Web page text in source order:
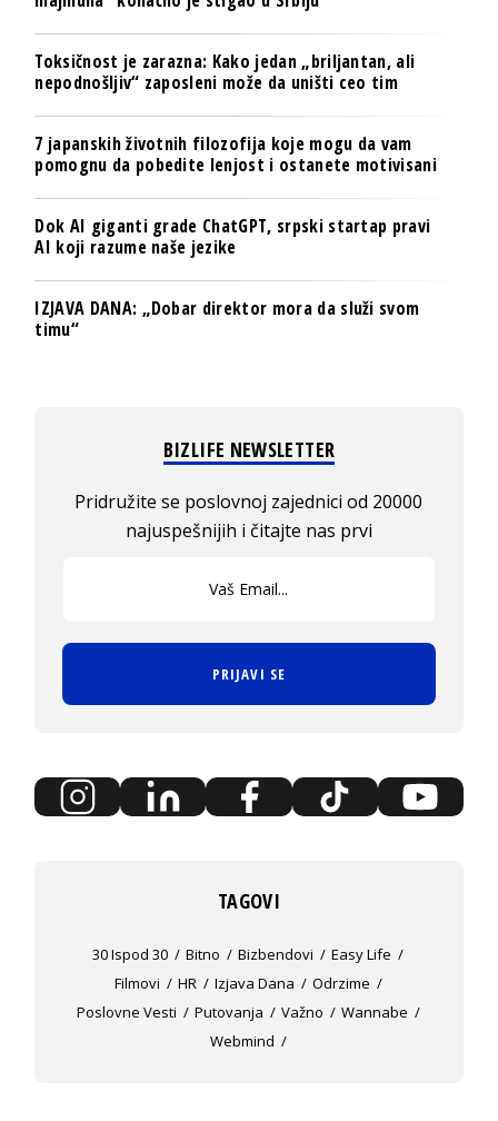
Toksičnost je zarazna: Kako jedan „briljantan, ali
nepodnošljiv“ zaposleni može da uništi ceo tim
7 japanskih životnih filozofija koje mogu da vam
pomognu da pobedite lenjost i ostanete motivisani
Dok AI giganti grade ChatGPT, srpski startap pravi
AI koji razume naše jezike
IZJAVA DANA: „Dobar direktor mora da služi svom
timu“
BIZLIFE NEWSLETTER
Pridružite se poslovnoj zajednici od 20000
najuspešnijih i čitajte nas prvi
PRIJAVI SE
TAGOVI
30 Ispod 30 Bitno Bizbendovi
Easy Life
Filmovi
HR Izjava Dana
Odrzime
Poslovne Vesti
Putovanja Važno
Wannabe
Webmind